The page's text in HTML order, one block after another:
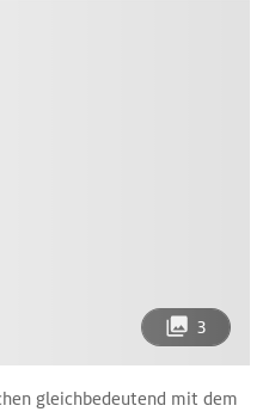
3
gleichbedeutend mit dem